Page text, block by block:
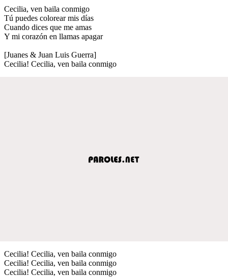
Cecilia, ven baila conmigo
Tú puedes colorear mis días
Cuando dices que me amas
Y mi corazón en llamas apagar
[Juanes & Juan Luis Guerra]
Cecilia! Cecilia, ven baila conmigo
Cecilia! Cecilia, ven baila conmigo
Cecilia! Cecilia, ven baila conmigo
Cecilia! Cecilia, ven baila conmigo